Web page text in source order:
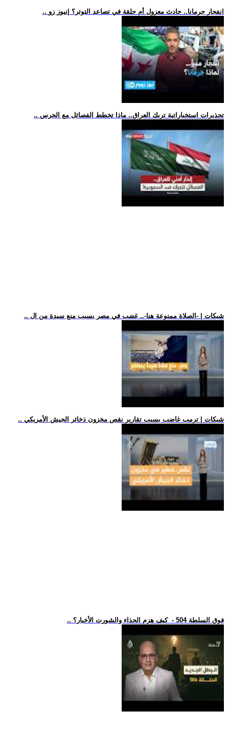
.. انفجار جرمانا.. حادث معزول أم حلقة في تصاعد التوتر؟ |نيوز زو
.. تحذيرات استخباراتية تربك العراق.. ماذا تخطط الفصائل مع الحرس
.. شبكات | -الصلاة ممنوعة هنا-.. غضب في مصر بسبب منع سيدة من ال
.. شبكات | ترمب غاضب بسبب تقارير نقص مخزون ذخائر الجيش الأمريكي
.. فوق السلطة 504 - كيف هزم الحذاء والشورت الأخبار؟